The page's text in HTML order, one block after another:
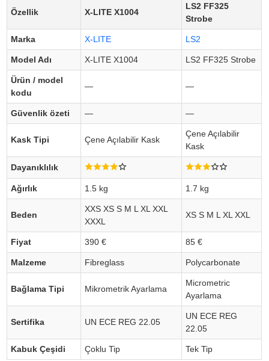
Özellik X-LITE X1004
LS2 FF325
Strobe
Marka X-LITE LS2
Model Adı X-LITE X1004 LS2 FF325 Strobe
Ürün / model
kodu
— —
Güvenlik özeti — —
Kask Tipi Çene Açılabilir Kask
Çene Açılabilir
Kask
Dayanıklılık
Ağırlık 1.5 kg 1.7 kg
Beden
XXS XS S M L XL XXL
XXXL
XS S M L XL XXL
Fiyat 390 € 85 €
Malzeme Fibreglass Polycarbonate
Bağlama Tipi Mikrometrik Ayarlama
Micrometric
Ayarlama
Sertifika UN ECE REG 22.05
UN ECE REG
22.05
Kabuk Çeşidi Çoklu Tip Tek Tip